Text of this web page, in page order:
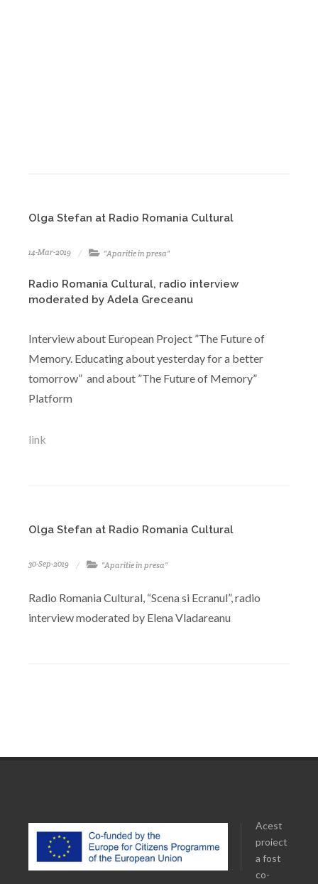
Olga Stefan at Radio Romania Cultural
14-Mar-2019 "Aparitie in presa"
Radio Romania Cultural, radio interview
moderated by Adela Greceanu
Interview about European Project ”The Future of
Memory. Educating about yesterday for a better
tomorrow” and about ”The Future of Memory”
Platform
link
Olga Stefan at Radio Romania Cultural
30-Sep-2019 "Aparitie in presa"
Radio Romania Cultural, “Scena si Ecranul”, radio
interview moderated by Elena Vladareanu
Acest
proiect
a fost
co-